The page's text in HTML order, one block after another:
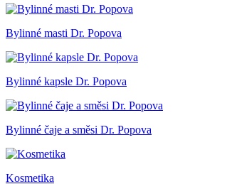
Bylinné masti Dr. Popova
Bylinné kapsle Dr. Popova
Bylinné čaje a směsi Dr. Popova
Kosmetika